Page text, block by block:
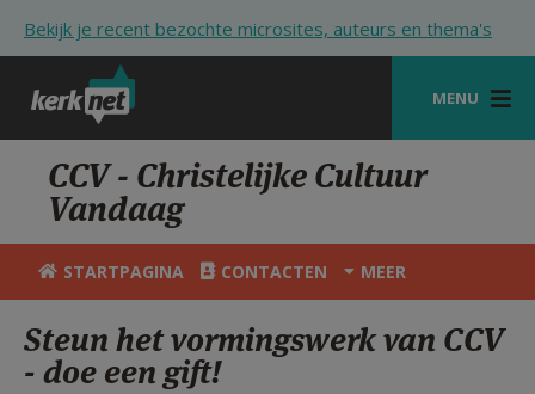
Bekijk je recent bezochte microsites, auteurs en thema's
MENU
STARTPAGINA
KERK
VIERINGEN
ZOEKEN
CCV - Christelijke Cultuur
Vandaag
STARTPAGINA CONTACTEN MEER
Steun het vormingswerk van CCV
- doe een gift!